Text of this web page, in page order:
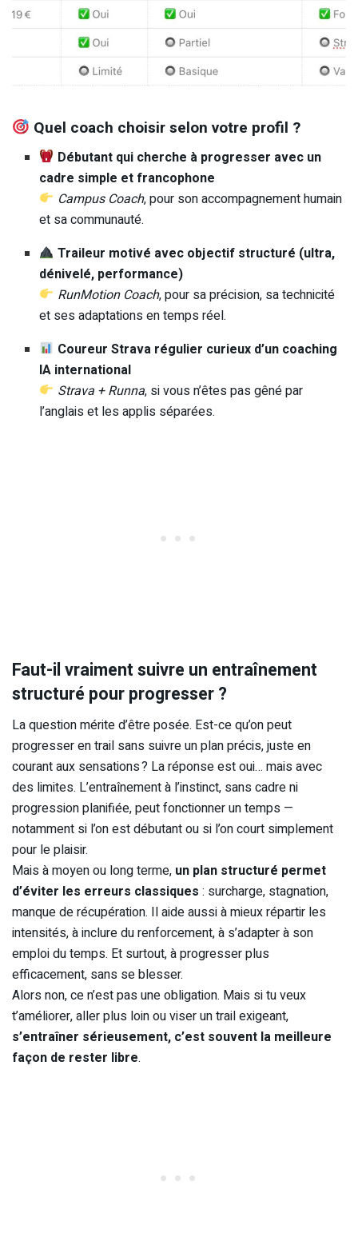
Quel coach choisir selon votre profil ?
Débutant qui cherche à progresser avec un
cadre simple et francophone
Campus Coach, pour son accompagnement humain
et sa communauté.
Traileur motivé avec objectif structuré (ultra,
dénivelé, performance)
RunMotion Coach, pour sa précision, sa technicité
et ses adaptations en temps réel.
Coureur Strava régulier curieux d’un coaching
IA international
Strava + Runna, si vous n’êtes pas gêné par
l’anglais et les applis séparées.
Faut-il vraiment suivre un entraînement
structuré pour progresser ?
La question mérite d’être posée. Est-ce qu’on peut
progresser en trail sans suivre un plan précis, juste en
courant aux sensations ? La réponse est oui… mais avec
des limites. L’entraînement à l’instinct, sans cadre ni
progression planifiée, peut fonctionner un temps —
notamment si l’on est débutant ou si l’on court simplement
pour le plaisir.
Mais à moyen ou long terme, un plan structuré permet
d’éviter les erreurs classiques : surcharge, stagnation,
manque de récupération. Il aide aussi à mieux répartir les
intensités, à inclure du renforcement, à s’adapter à son
emploi du temps. Et surtout, à progresser plus
efficacement, sans se blesser.
Alors non, ce n’est pas une obligation. Mais si tu veux
t’améliorer, aller plus loin ou viser un trail exigeant,
s’entraîner sérieusement, c’est souvent la meilleure
façon de rester libre.